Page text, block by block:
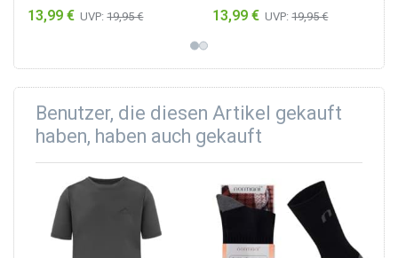
13,99 € UVP: 19,95 € 13,99 € UVP: 19,95 €
Benutzer, die diesen Artikel gekauft
haben, haben auch gekauft